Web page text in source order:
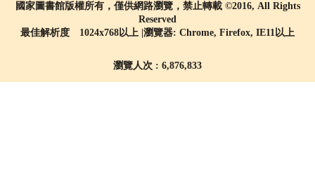
國家圖書館版權所有，僅供網路瀏覽，禁止轉載 ©2016, All Rights
Reserved
最佳解析度 1024x768以上 |瀏覽器: Chrome, Firefox, IE11以上
瀏覽人次 : 6,876,833